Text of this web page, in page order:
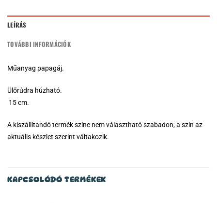
LEÍRÁS
TOVÁBBI INFORMÁCIÓK
Műanyag papagáj.
Ülőrúdra húzható.
15 cm.
A kiszállítandó termék színe nem választható szabadon, a szín az
aktuális készlet szerint váltakozik.
KAPCSOLÓDÓ TERMÉKEK